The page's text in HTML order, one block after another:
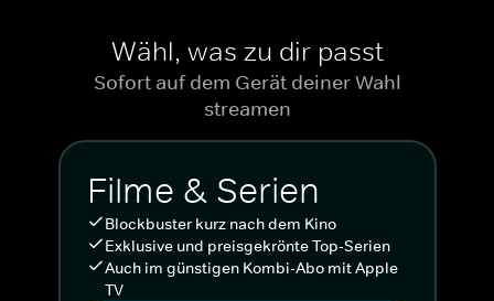
Wähl, was zu dir passt
Sofort auf dem Gerät deiner Wahl
streamen
Filme & Serien
Blockbuster kurz nach dem Kino
Exklusive und preisgekrönte Top-Serien
Auch im günstigen Kombi-Abo mit Apple
TV